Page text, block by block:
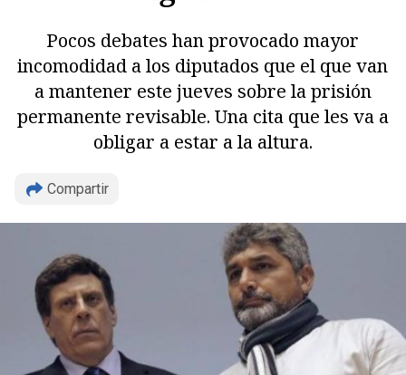
Pocos debates han provocado mayor
incomodidad a los diputados que el que van
a mantener este jueves sobre la prisión
permanente revisable. Una cita que les va a
obligar a estar a la altura.
Compartir
Copiar